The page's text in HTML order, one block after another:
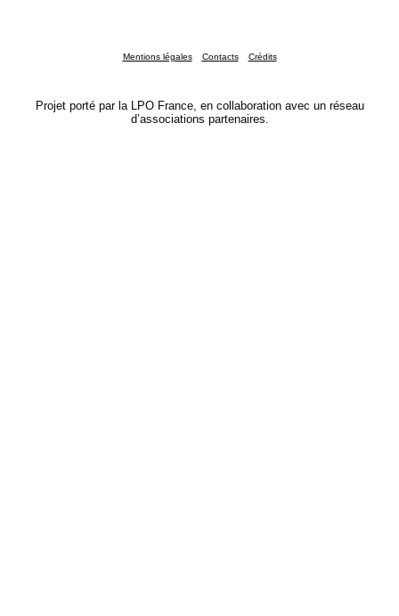
Mentions légales Contacts Crédits
Projet porté par la LPO France, en collaboration avec un réseau
d’associations partenaires.